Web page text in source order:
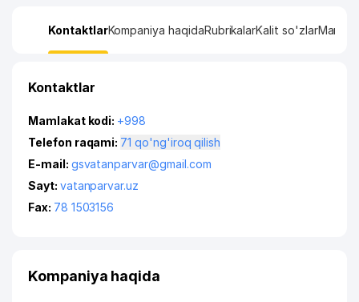
KontaktlarKompaniya haqidaRubrikalarKalit so'zlarManzil
Kontaktlar
Mamlakat kodi: +998
Telefon raqami:
71 qo'ng'iroq qilish
E-mail: gsvatanparvar@gmail.com
Sayt: vatanparvar.uz
Fax: 78 1503156
Kompaniya haqida